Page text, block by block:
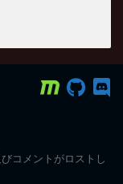
びコメントがロストし